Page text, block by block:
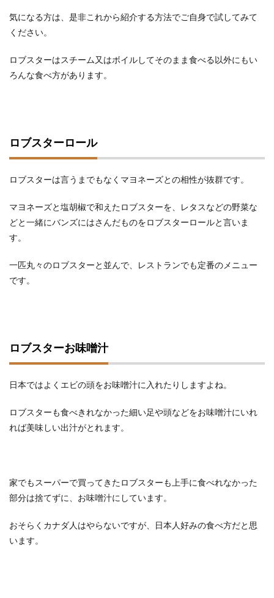
気になる方は、是非これから紹介する方法でご自身で試してみて
ください。
ロブスターはスチーム又はボイルしてそのまま食べる以外にもい
ろんな食べ方があります。
ロブスターロール
ロブスターは言うまでもなくマヨネーズとの相性が抜群です。
マヨネーズと塩胡椒で和えたロブスターを、レタスなどの野菜な
どと一緒にバンズにはさんだものをロブスターロールと言いま
す。
一匹丸々のロブスターと並んで、レストランでも定番のメニュー
です。
ロブスターお味噌汁
日本ではよくエビの頭をお味噌汁に入れたりしますよね。
ロブスターも食べきれなかった細い足や頭などをお味噌汁にいれ
れば美味しい出汁がとれます。
家でもスーパーで買ってきたロブスターも上手に食べれなかった
部分は捨てずに、お味噌汁にしています。
おそらくカナダ人はやらないですが、日本人好みの食べ方だと思
います。